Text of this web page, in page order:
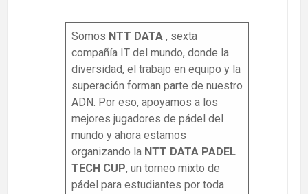
Somos NTT DATA , sexta
compañía IT del mundo, donde la
diversidad, el trabajo en equipo y la
superación forman parte de nuestro
ADN. Por eso, apoyamos a los
mejores jugadores de pádel del
mundo y ahora estamos
organizando la NTT DATA PADEL
TECH CUP, un torneo mixto de
pádel para estudiantes por toda